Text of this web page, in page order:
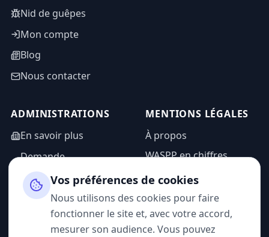
Nid de guêpes
Mon compte
Blog
Nous contacter
ADMINISTRATIONS
En savoir plus
Demande
d'information
Espace admin
MENTIONS LÉGALES
À propos
WASPP en chiffres
Mentions légales
Politique de
confidentialité
CGU
Vos préférences de cookies
Nous utilisons des cookies pour faire
fonctionner le site et, avec votre accord,
mesurer son audience. Vous pouvez